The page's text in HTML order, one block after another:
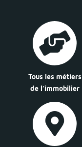
Tous les métiers
de l’immobilier